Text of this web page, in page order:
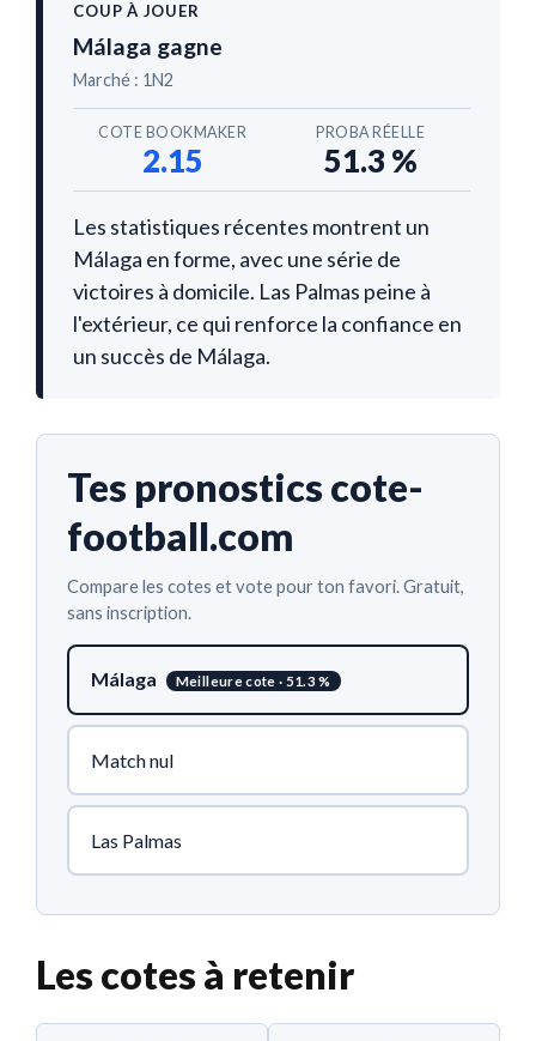
COUP À JOUER
Málaga gagne
Marché : 1N2
COTE BOOKMAKER
2.15
PROBA RÉELLE
51.3 %
Les statistiques récentes montrent un
Málaga en forme, avec une série de
victoires à domicile. Las Palmas peine à
l'extérieur, ce qui renforce la confiance en
un succès de Málaga.
Tes pronostics cote-
football.com
Compare les cotes et vote pour ton favori. Gratuit,
sans inscription.
Málaga Meilleure cote · 51.3 %
Match nul
Las Palmas
Les cotes à retenir